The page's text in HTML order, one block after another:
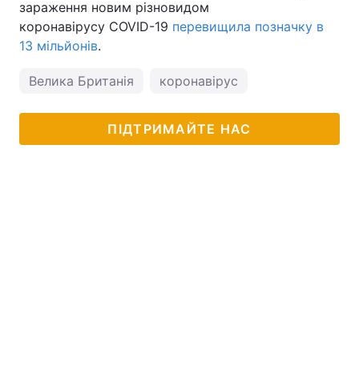
зараження новим різновидом
коронавірусу COVID-19 перевищила позначку в
13 мільйонів.
Велика Британія коронавірус
ПІДТРИМАЙТЕ НАС